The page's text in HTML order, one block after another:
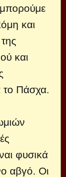
και
και
Πάσχα.
φυσικά
αβγό. Οι